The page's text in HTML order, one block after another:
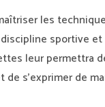
les
discipline sportive
leur permettra
de s’exprimer de